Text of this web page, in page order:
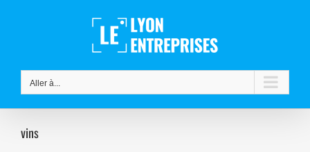
Aller à...
vins